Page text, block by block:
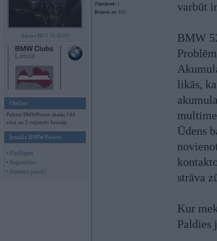
Alpina B6 3.5S (E30)
Online
Pašreiz BMWPower skatās 144
viesi un 2 reģistrēti lietotāji.
Ienākt BMWPower
• Pieslēgties
• Reģistrēties
• Aizmirsi paroli?
Ziņojumi: 1
Braucu ar: E61
varbūt
BMW
likās,
Ūdens
strāva
Kur
Paldies